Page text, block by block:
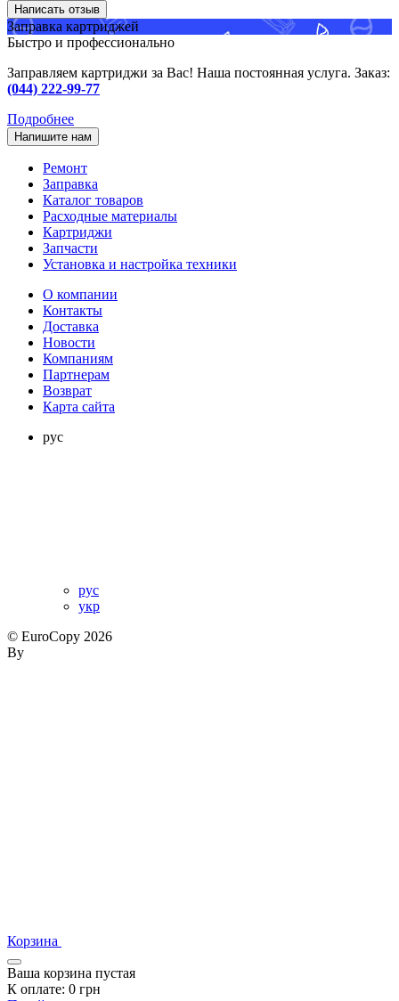
Написать отзыв
Заправка картриджей
Быстро и профессионально
Заправляем картриджи за Вас! Наша постоянная услуга. Заказ:
(044) 222-99-77
Подробнее
Напишите нам
Ремонт
Заправка
Каталог товаров
Расходные материалы
Картриджи
Запчасти
Установка и настройка техники
О компании
Контакты
Доставка
Новости
Компаниям
Партнерам
Возврат
Карта сайта
рус
рус
укр
© EuroCopy 2026
By
Корзина
Ваша корзина пустая
К оплате: 0 грн